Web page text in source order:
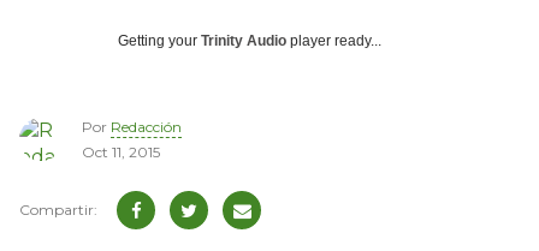
Getting your Trinity Audio player ready...
Por Redacción
Oct 11, 2015